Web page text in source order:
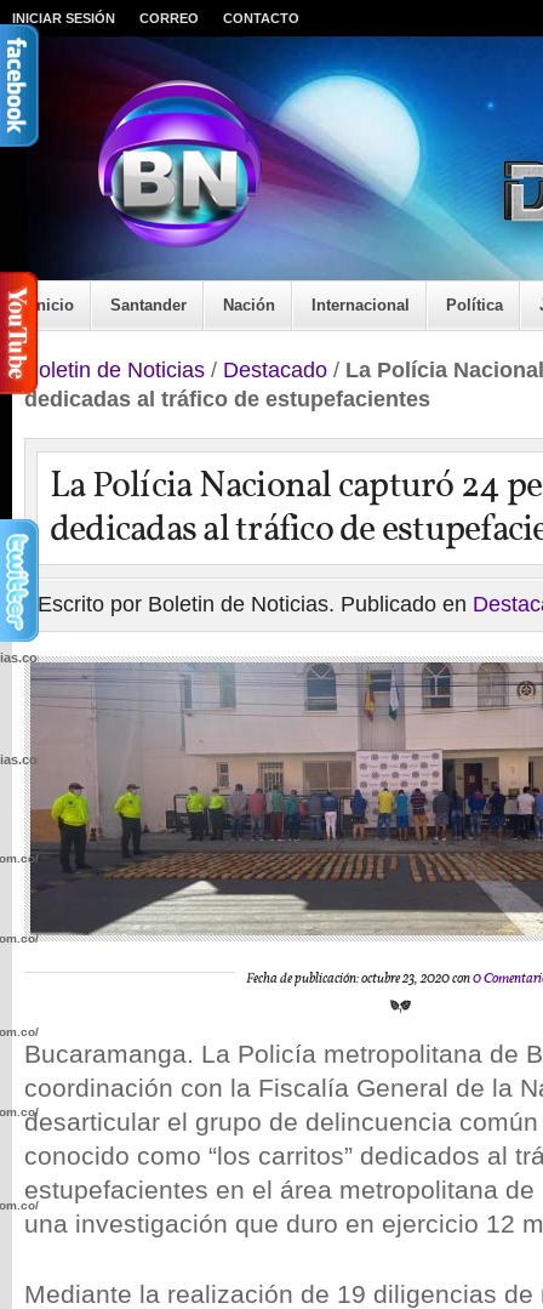
INICIAR SESIÓN CORREO CONTACTO
Inicio Santander Nación Internacional Política
Boletin de Noticias / Destacado / La Polícia
dedicadas al tráfico de estupefacientes
La Polícia Nacional capturó 24
dedicadas al tráfico de
Escrito por Boletin de Noticias. Publicado en
Fecha de publicación: octubre 23, 2020 con0
Bucaramanga. La Policía metropolitana de
coordinación con la Fiscalía General de la
desarticular el grupo de delincuencia
conocido como “los carritos” dedicados al
estupefacientes en el área metropolitana
una investigación que duro en ejercicio 12
Mediante la realización de 19 diligencias de
wp-
wp-
wp-
wp-
wp-
wp-
wp-